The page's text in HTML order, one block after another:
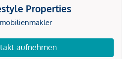
Properties
aufnehmen